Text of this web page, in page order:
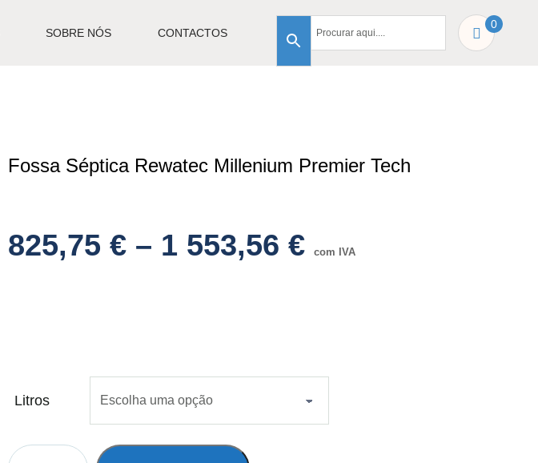
SOBRE NÓS CONTACTOS
0
Fossa Séptica Rewatec Millenium Premier Tech
825,75 € – 1 553,56 € com IVA
Litros